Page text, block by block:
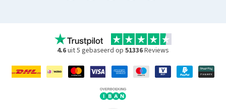
4.6uit 5 gebaseerd op 51336Reviews